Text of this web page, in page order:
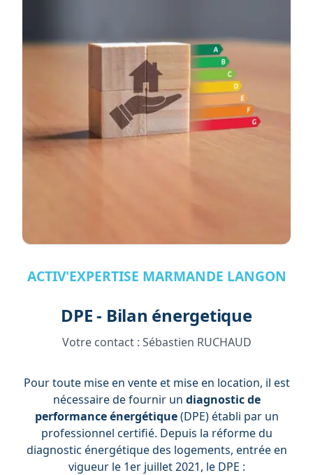
ACTIV'EXPERTISE MARMANDE LANGON
DPE - Bilan énergetique
Votre contact : Sébastien RUCHAUD
Pour toute mise en vente et mise en location, il est
nécessaire de fournir un diagnostic de
performance énergétique(DPE) établi par un
professionnel certifié. Depuis la réforme du
diagnostic énergétique des logements, entrée en
vigueur le 1er juillet 2021, le DPE :